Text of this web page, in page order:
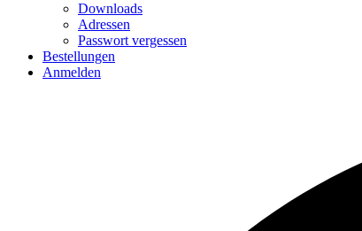
Downloads
Adressen
Passwort vergessen
Bestellungen
Anmelden